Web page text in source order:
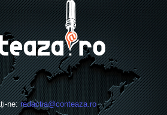
ne:redactia@conteaza.ro